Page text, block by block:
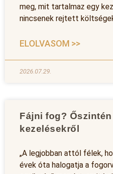
meg, mit tartalmaz egy
nincsenek rejtett
ELOLVASOM >>
2026.07.29.
Fájni fog?
kezelésekről
„A legjobban attól félek,
évek óta halogatja a